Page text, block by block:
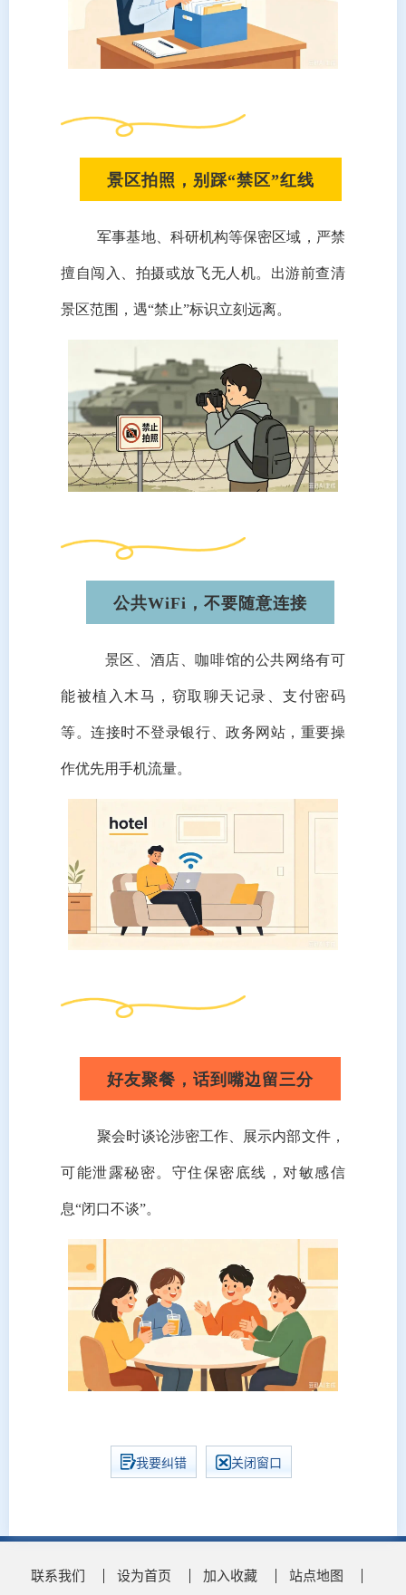
景区拍照，别踩“禁区”红线
军事基地、科研机构等保密区域，严禁
擅自闯入、拍摄或放飞无人机。出游前查清
景区范围，遇“禁止”标识立刻远离。
公共WiFi，不要随意连接
景区、酒店、咖啡馆的公共网络有可
能被植入木马，窃取聊天记录、支付密码
等。连接时不登录银行、政务网站，重要操
作优先用手机流量。
好友聚餐，话到嘴边留三分
聚会时谈论涉密工作、展示内部文件，
可能泄露秘密。守住保密底线，对敏感信
息“闭口不谈”。
我要纠错 关闭窗口
联系我们 设为首页 加入收藏 站点地图